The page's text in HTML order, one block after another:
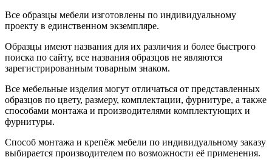
Все образцы мебели изготовлены по индивидуальному
проекту в единственном экземпляре.
Образцы имеют названия для их различия и более быстрого
поиска по сайту, все названия образцов не являются
зарегистрированным товарным знаком.
Все мебельные изделия могут отличаться от представленных
образцов по цвету, размеру, комплектации, фурнитуре, а также
способами монтажа и производителями комплектующих и
фурнитуры.
Способ монтажа и крепёж мебели по индивидуальному заказу
выбирается производителем по возможности её применения.